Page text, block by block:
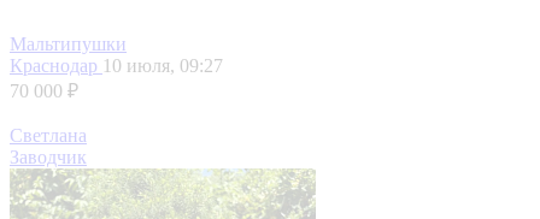
Мальтипушки
Краснодар 10 июля, 09:27
70 000 ₽
Светлана
Заводчик